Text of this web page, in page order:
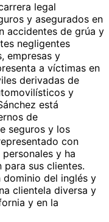
legal
y asegurados en
accidentes de grúa y
negligentes
empresas y
a víctimas en
derivadas de
y
está
de
seguros y los
con
y ha
sus clientes.
dominio del inglés y
clientela diversa y
y en la